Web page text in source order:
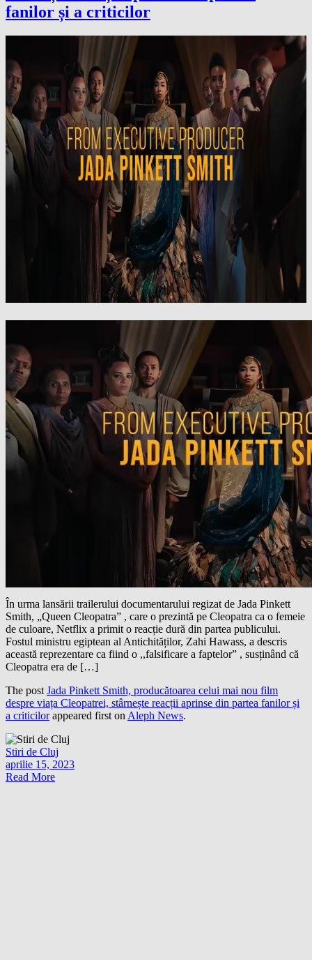
fanilor și a criticilor
În urma lansării trailerului documentarului regizat de Jada Pinkett
Smith, „Queen Cleopatra” , care o prezintă pe Cleopatra ca o femeie
de culoare, Netflix a primit o reacție dură din partea publicului.
Fostul ministru egiptean al Antichităților, Zahi Hawass, a descris
această reprezentare ca fiind o ,,falsificare a faptelor” , susținând că
Cleopatra era de […]
The post Jada Pinkett Smith, producătoarea celui mai nou film
despre viața Cleopatrei, stârnește reacții aprinse din partea fanilor și
a criticilorappeared first on Aleph News.
Stiri de Cluj
aprilie 15, 2023
Read More